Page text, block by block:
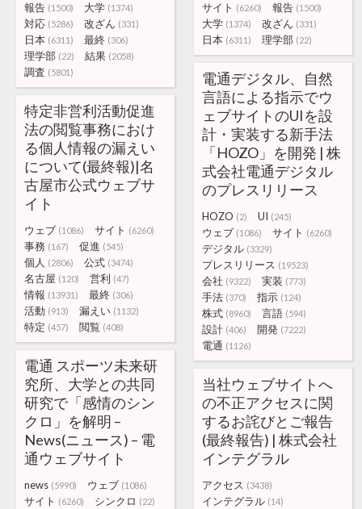
報告 (1500) 大学 (1374)
対応 (5286) 改ざん (331)
日本 (6311) 最終 (306)
理学部 (22) 結果 (2058)
調査 (5801)
サイト (6260) 報告 (1500)
大学 (1374) 改ざん (331)
日本 (6311) 理学部 (22)
電通デジタル、自然
言語による指示でウ
ェブサイトのUIを設
計・実装する新手法
「HOZO」を開発 | 株
式会社電通デジタル
のプレスリリース
HOZO (2) UI (245)
ウェブ (1086) サイト (6260)
デジタル (3329)
プレスリリース (19523)
会社 (9322) 実装 (773)
手法 (370) 指示 (124)
株式 (8960) 言語 (594)
設計 (406) 開発 (7222)
電通 (1126)
特定非営利活動促進
法の閲覧事務におけ
る個人情報の漏えい
について(最終報)|名
古屋市公式ウェブサ
イト
ウェブ (1086) サイト (6260)
事務 (167) 促進 (545)
個人 (2806) 公式 (3474)
名古屋 (120) 営利 (47)
情報 (13931) 最終 (306)
活動 (913) 漏えい (1132)
特定 (457) 閲覧 (408)
電通 スポーツ未来研
究所、大学との共同
研究で「感情のシン
クロ」を解明 –
News(ニュース) – 電
通ウェブサイト
news (5990) ウェブ (1086)
サイト (6260) シンクロ (22)
当社ウェブサイトへ
の不正アクセスに関
するお詫びとご報告
(最終報告) | 株式会社
インテグラル
アクセス (3438)
インテグラル (14)